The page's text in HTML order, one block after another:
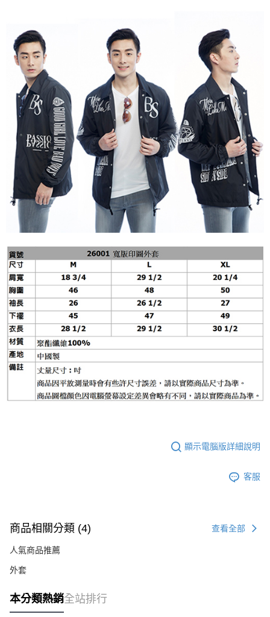
顯示電腦版詳細說明
客服
商品相關分類 (4) 查看全部
人氣商品推薦
外套
本分類熱銷全站排行